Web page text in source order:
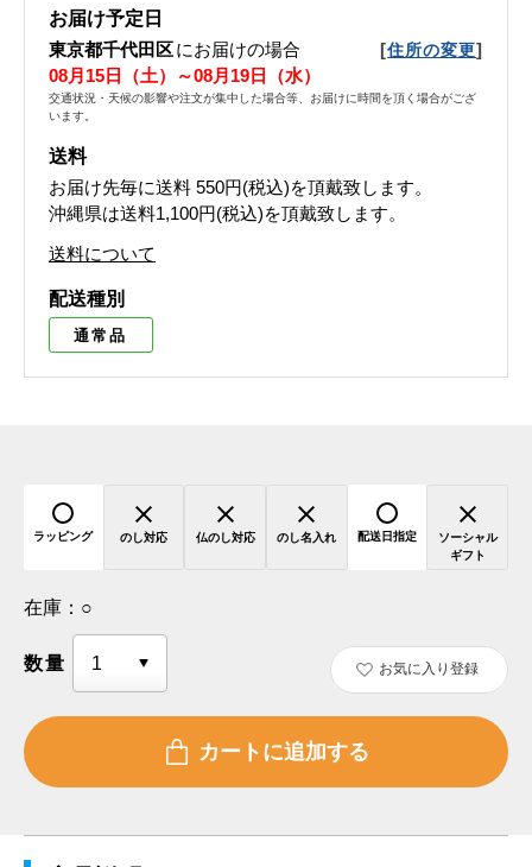
お届け予定日
東京都千代田区にお届けの場合 [住所の変更]
08月15日（土）～08月19日（水）
交通状況・天候の影響や注文が集中した場合等、お届けに時間を頂く場合がござ
います。
送料
お届け先毎に送料 550円(税込)を頂戴致します。
沖縄県は送料1,100円(税込)を頂戴致します。
送料について
配送種別
通常品
ラッピング のし対応 仏のし対応 のし名入れ 配送日指定
ソーシャル
ギフト
在庫： ○
数量 お気に入り登録